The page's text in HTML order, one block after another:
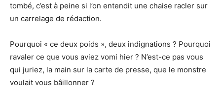
tombé, c’est à peine si l’on entendit une chaise racler sur
un carrelage de rédaction.
Pourquoi « ce deux poids », deux indignations ? Pourquoi
ravaler ce que vous aviez vomi hier ? N’est-ce pas vous
qui juriez, la main sur la carte de presse, que le monstre
voulait vous bâillonner ?